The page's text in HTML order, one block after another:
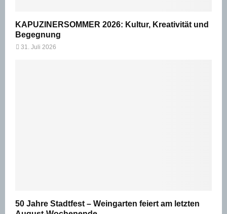
KAPUZINERSOMMER 2026: Kultur, Kreativität und
Begegnung
31. Juli 2026
50 Jahre Stadtfest – Weingarten feiert am letzten